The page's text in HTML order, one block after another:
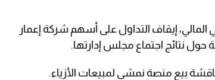
إيقاف التداول على أسهم شركة إعمار
نتائج اجتماع مجلس إدارتها.
بيع منصة نمشي لمبيعات الأزياء.